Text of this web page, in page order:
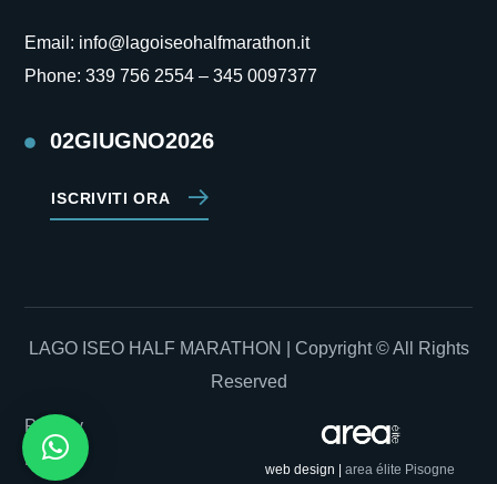
Email: info@lagoiseohalfmarathon.it
Phone:339 756 2554 –345 0097377
02GIUGNO2026
ISCRIVITI ORA
LAGO ISEO HALF MARATHON | Copyright © All Rights
Reserved
Privacy
Policy
web design | area élite Pisogne